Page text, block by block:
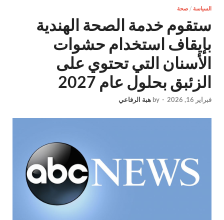
السياسة / صحة
ستقوم خدمة الصحة الهندية
بإيقاف استخدام حشوات
الأسنان التي تحتوي على
الزئبق بحلول عام 2027
فبراير 16, 2026 -
by هبة الرفاعي